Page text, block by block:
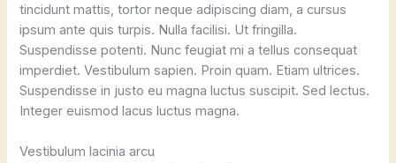
tincidunt mattis, tortor neque adipiscing diam, a cursus
ipsum ante quis turpis. Nulla facilisi. Ut fringilla.
Suspendisse potenti. Nunc feugiat mi a tellus consequat
imperdiet. Vestibulum sapien. Proin quam. Etiam ultrices.
Suspendisse in justo eu magna luctus suscipit. Sed lectus.
Integer euismod lacus luctus magna.
Vestibulum lacinia arcu